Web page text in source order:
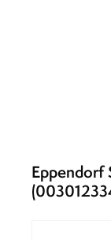
Eppendorf